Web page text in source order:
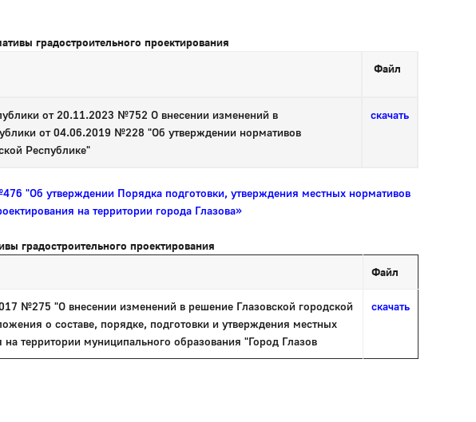
градостроительного проектирования
Файл
от 20.11.2023 №752 О внесении изменений в
от 04.06.2019 №228 "Об утверждении нормативов
Республике"
скачать
"Об утверждении Порядка подготовки, утверждения местных нормативов
на территории города Глазова»
градостроительного проектирования
Файл
№275 "О внесении изменений в решение Глазовской городской
о составе, порядке, подготовки и утверждения местных
территории муниципального образования "Город Глазов
скачать